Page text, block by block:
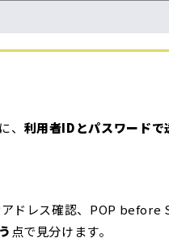
利用者IDとパスワード
ドレス確認、POP before
点で見分けます。